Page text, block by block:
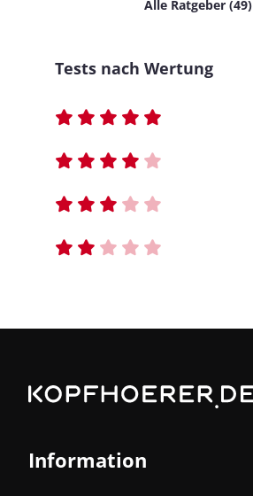
Alle Ratgeber (49)
Tests nach Wertung
Information